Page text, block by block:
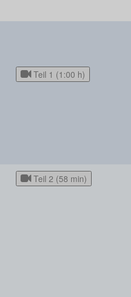
Teil 1 (1:00 h)
Teil 2 (58 min)